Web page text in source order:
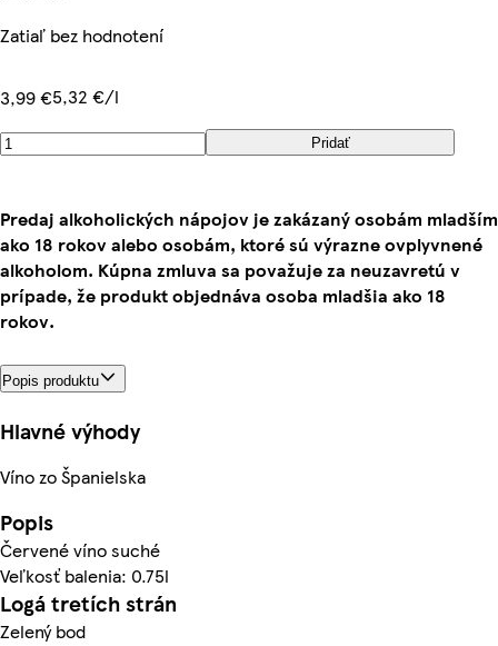
Zatiaľ bez hodnotení
3,99 €5,32 €/l
Pridať
Predaj alkoholických nápojov je zakázaný osobám mladším
ako 18 rokov alebo osobám, ktoré sú výrazne ovplyvnené
alkoholom. Kúpna zmluva sa považuje za neuzavretú v
prípade, že produkt objednáva osoba mladšia ako 18
rokov.
Popis produktu
Hlavné výhody
Víno zo Španielska
Popis
Červené víno suché
Veľkosť balenia: 0.75l
Logá tretích strán
Zelený bod